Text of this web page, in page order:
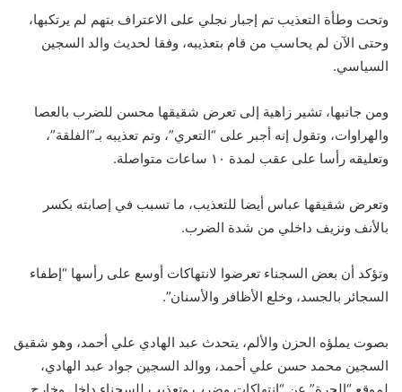
وتحت وطأة التعذيب تم إجبار نجلي على الاعتراف بتهم لم يرتكبها،
وحتى الآن لم يحاسب من قام بتعذيبه، وفقا لحديث والد السجين
السياسي.
ومن جانبها، تشير زاهية إلى تعرض شقيقها محسن للضرب بالعصا
والهراوات، وتقول إنه أجبر على “التعري”، وتم تعذيبه بـ”الفلقة”،
وتعليقه رأسا على عقب لمدة ١٠ ساعات متواصلة.
وتعرض شقيقها عباس أيضا للتعذيب، ما تسبب في إصابته بكسر
بالأنف ونزيف داخلي من شدة الضرب.
وتؤكد أن بعض السجناء تعرضوا لانتهاكات أوسع على رأسها “إطفاء
السجائر بالجسد، وخلع الأظافر والأسنان”.
بصوت يملؤه الحزن والألم، يتحدث عبد الهادي علي أحمد، وهو شقيق
السجين محمد حسن علي أحمد، ووالد السجين جواد عبد الهادي،